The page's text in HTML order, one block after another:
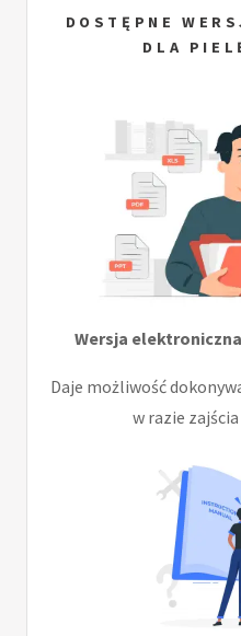
DOSTĘPNE
DLA
Wersja
Daje możliwość
w razie